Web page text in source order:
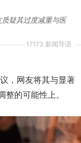
17173 新闻导语
疑其过度减重与医
，网友将其与显著
的可能性上。